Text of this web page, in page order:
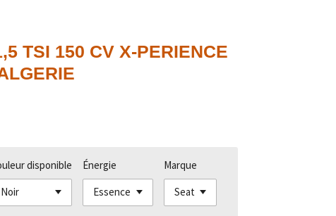
TSI 150 CV X-PERIENCE
disponible Énergie Marque